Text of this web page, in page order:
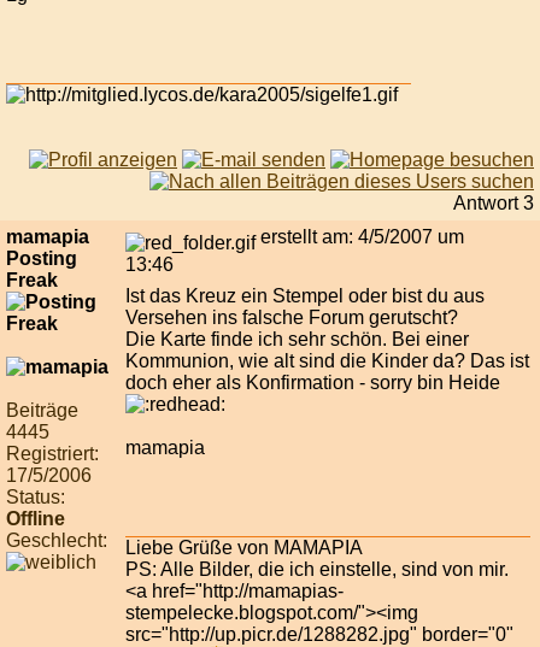
Antwort 3
mamapia
Posting
Freak
Beiträge
4445
Registriert:
17/5/2006
Status:
Offline
Geschlecht:
erstellt am: 4/5/2007 um
13:46
Ist das Kreuz ein Stempel oder bist du aus
Versehen ins falsche Forum gerutscht?
Die Karte finde ich sehr schön. Bei einer
Kommunion, wie alt sind die Kinder da? Das ist
doch eher als Konfirmation - sorry bin Heide
mamapia
Liebe Grüße von MAMAPIA
PS: Alle Bilder, die ich einstelle, sind von mir.
<a href="http://mamapias-
stempelecke.blogspot.com/"><img
src="http://up.picr.de/1288282.jpg" border="0"